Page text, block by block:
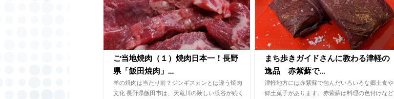
ご当地焼肉（１）焼肉日本一！長野
県「飯田焼肉」...
羊の焼肉は当たり前？ジンギスカンとは違う焼肉
文化 長野県飯田市は、天竜川の険しい渓谷が続く
まち歩きガイドさんに教わる津軽の
逸品 赤紫蘇で...
津軽地方には赤紫蘇で包んだいろいろな郷土食や
郷土菓子があります。赤紫蘇は料理の色付けなど